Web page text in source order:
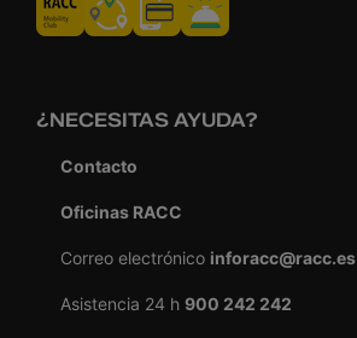
¿NECESITAS AYUDA?
Contacto
Oficinas RACC
Correo electrónico inforacc@racc.es
Asistencia 24 h 900 242 242